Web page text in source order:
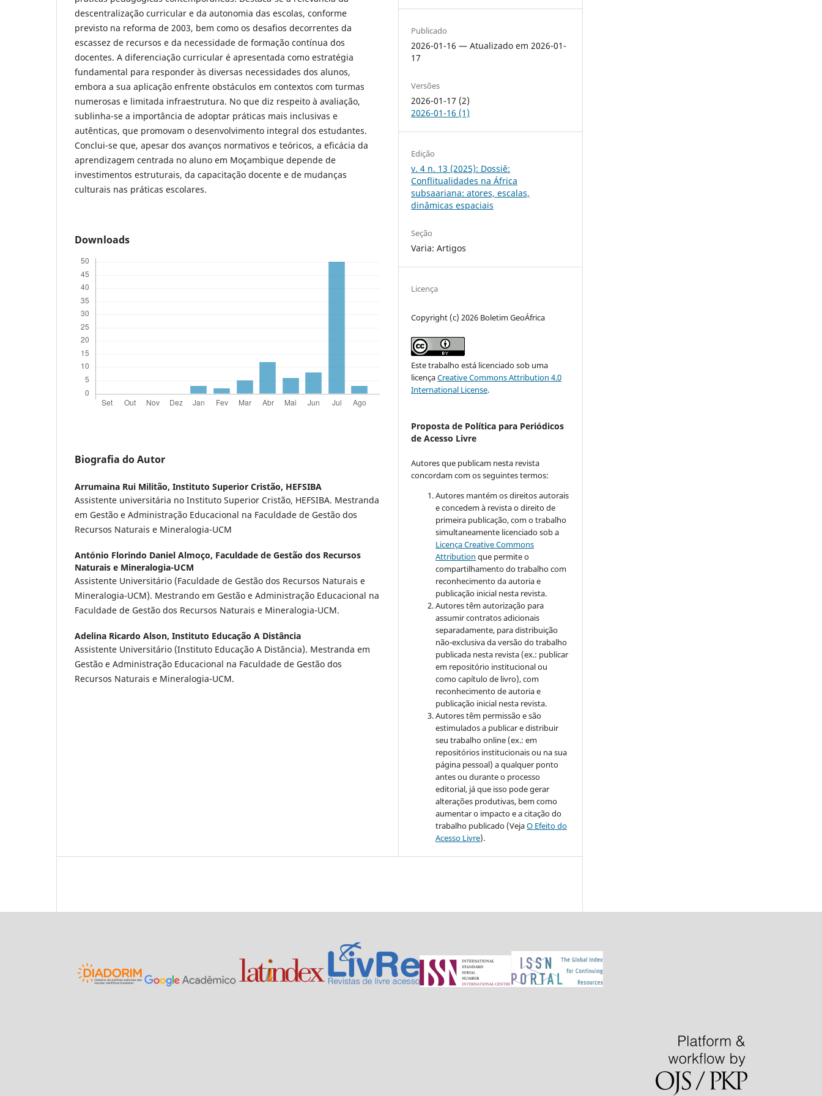
descentralização curricular e da autonomia das escolas, conforme
previsto na reforma de 2003, bem como os desafios decorrentes da
escassez de recursos e da necessidade de formação contínua dos
docentes. A diferenciação curricular é apresentada como estratégia
fundamental para responder às diversas necessidades dos alunos,
embora a sua aplicação enfrente obstáculos em contextos com turmas
numerosas e limitada infraestrutura. No que diz respeito à avaliação,
sublinha-se a importância de adoptar práticas mais inclusivas e
autênticas, que promovam o desenvolvimento integral dos estudantes.
Conclui-se que, apesar dos avanços normativos e teóricos, a eficácia da
aprendizagem centrada no aluno em Moçambique depende de
investimentos estruturais, da capacitação docente e de mudanças
culturais nas práticas escolares.
Downloads
Biografia do Autor
Arrumaina Rui Militão, Instituto Superior Cristão, HEFSIBA
Assistente universitária no Instituto Superior Cristão, HEFSIBA. Mestranda
em Gestão e Administração Educacional na Faculdade de Gestão dos
Recursos Naturais e Mineralogia-UCM
António Florindo Daniel Almoço, Faculdade de Gestão dos Recursos
Naturais e Mineralogia-UCM
Assistente Universitário (Faculdade de Gestão dos Recursos Naturais e
Mineralogia-UCM). Mestrando em Gestão e Administração Educacional na
Faculdade de Gestão dos Recursos Naturais e Mineralogia-UCM.
Adelina Ricardo Alson, Instituto Educação A Distância
Assistente Universitário (Instituto Educação A Distância). Mestranda em
Gestão e Administração Educacional na Faculdade de Gestão dos
Recursos Naturais e Mineralogia-UCM.
Publicado
2026-01-16 — Atualizado em 2026-01-
17
Versões
2026-01-17 (2)
2026-01-16 (1)
Edição
v. 4 n. 13 (2025): Dossiê:
Conflitualidades na África
subsaariana: atores, escalas,
dinâmicas espaciais
Seção
Varia: Artigos
Licença
Copyright (c) 2026 Boletim GeoÁfrica
Este trabalho está licenciado sob uma
licençaCreative Commons Attribution 4.0
International License.
Proposta de Política para Periódicos
de Acesso Livre
Autores que publicam nesta revista
concordam com os seguintes termos:
Autores mantém os direitos autorais
e concedem à revista o direito de
primeira publicação, com o trabalho
simultaneamente licenciado sob a
Licença Creative Commons
Attribution que permite o
compartilhamento do trabalho com
reconhecimento da autoria e
publicação inicial nesta revista.
Autores têm autorização para
assumir contratos adicionais
separadamente, para distribuição
não-exclusiva da versão do trabalho
publicada nesta revista (ex.: publicar
em repositório institucional ou
como capítulo de livro), com
reconhecimento de autoria e
publicação inicial nesta revista.
Autores têm permissão e são
estimulados a publicar e distribuir
seu trabalho online (ex.: em
repositórios institucionais ou na sua
página pessoal) a qualquer ponto
antes ou durante o processo
editorial, já que isso pode gerar
alterações produtivas, bem como
aumentar o impacto e a citação do
trabalho publicado (VejaO Efeito do
Acesso Livre).